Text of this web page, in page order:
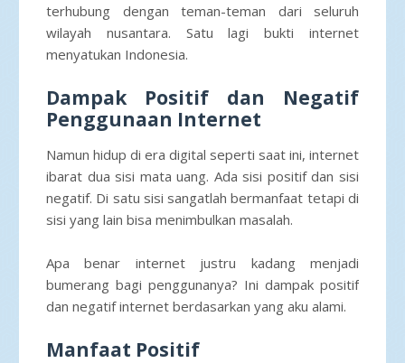
terhubung dengan teman-teman dari seluruh
wilayah nusantara. Satu lagi bukti internet
menyatukan Indonesia.
Dampak Positif dan Negatif
Penggunaan Internet
Namun hidup di era digital seperti saat ini, internet
ibarat dua sisi mata uang. Ada sisi positif dan sisi
negatif. Di satu sisi sangatlah bermanfaat tetapi di
sisi yang lain bisa menimbulkan masalah.
Apa benar internet justru kadang menjadi
bumerang bagi penggunanya? Ini dampak positif
dan negatif internet berdasarkan yang aku alami.
Manfaat Positif